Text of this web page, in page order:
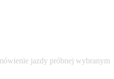
jazdy próbnej wybranym